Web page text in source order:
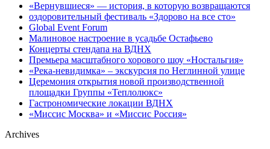
«Вернувшиеся» — история, в которую возвращаются
оздоровительный фестиваль «Здорово на все сто»
Global Event Forum
Малиновое настроение в усадьбе Остафьево
Концерты стендапа на ВДНХ
Премьера масштабного хорового шоу «Ностальгия»
«Река-невидимка» – экскурсия по Неглинной улице
Церемония открытия новой производственной
площадки Группы «Теплолюкс»
Гастрономические локации ВДНХ
«Миссис Москва» и «Миссис Россия»
Archives